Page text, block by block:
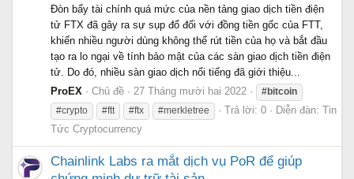
Đòn bẩy tài chính quá mức của nền tảng giao dịch tiền điện
tử FTX đã gây ra sự sụp đổ đối với đồng tiền gốc của FTT,
khiến nhiều người dùng không thể rút tiền của họ và bắt đầu
tạo ra lo ngại về tính bảo mật của các sàn giao dịch tiền điện
tử. Do đó, nhiều sàn giao dịch nổi tiếng đã giới thiệu...
ProEX
Chủ đề 27 Tháng mười hai 2022
#bitcoin
#crypto
#ftt #ftx #merkletree Trả lời: 0 Diễn đàn: Tin
Tức Cryptocurrency
Chainlink Labs ra mắt dịch vụ PoR để giúp